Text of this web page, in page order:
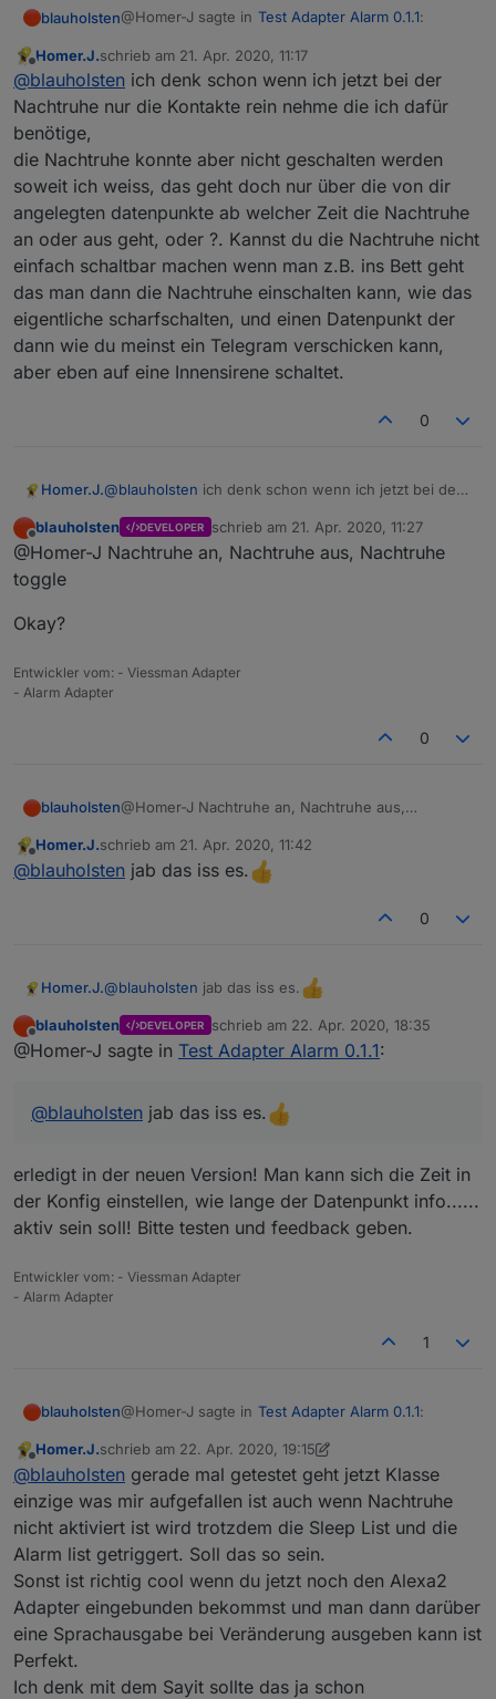
blauholsten@Homer-J sagte in Test Adapter Alarm 0.1.1:
Hallo@blauholstenist eigentlich schon so
aufgebaut wie du es jetzt hast das z.B. im
Schaltung bei Abwesenheit, und einen bei
Anwesenheit für Nachts da könnte man doch
jetzt den Nachtkreis nehmen wo nur die
Fenster und Türkontakte reinkommen, wenn
dann z.B. ein Fenster geöffnet wird soll die
Innensirene auslösen oder was auch immer.
Hoffe hab es jetzt verständlich geschrieben.
Grüße
Eigentlich schon, aber ich steh trotzdem etwas auf
Du würdest quasi gerne einen Datenpunkt haben,
der gesetzt wird wenn es eine Veränderung z.B
bei der Nachtruhe kommt und der ggf. wie die
eigentliche Sirene funktioniert?
Du falls du das meinst, wäre das von der
Funktionsweise wie Benachrichtigungen...
Offline
Homer.J.schrieb am 21. Apr. 2020, 11:17
zuletzt editiert von
@blauholsten ich denk schon wenn ich jetzt bei der
Nachtruhe nur die Kontakte rein nehme die ich dafür
benötige,
die Nachtruhe konnte aber nicht geschalten werden
soweit ich weiss, das geht doch nur über die von dir
angelegten datenpunkte ab welcher Zeit die Nachtruhe
an oder aus geht, oder ?. Kannst du die Nachtruhe nicht
einfach schaltbar machen wenn man z.B. ins Bett geht
das man dann die Nachtruhe einschalten kann, wie das
eigentliche scharfschalten, und einen Datenpunkt der
dann wie du meinst ein Telegram verschicken kann,
aber eben auf eine Innensirene schaltet.
0
Homer.J.@blauholsten ich denk schon wenn ich jetzt bei der
benötige,
die Nachtruhe konnte aber nicht geschalten werden
einschalten kann, wie das eigentliche scharfschalten,
und einen Datenpunkt der dann wie du meinst ein
Offline
blauholsten DEVELOPER schrieb am 21. Apr. 2020, 11:27
zuletzt editiert von
@Homer-J Nachtruhe an, Nachtruhe aus, Nachtruhe
toggle
Okay?
Entwickler vom: - Viessman Adapter
- Alarm Adapter
0
blauholsten@Homer-J Nachtruhe an, Nachtruhe aus,
Okay?
Offline
Homer.J.schrieb am 21. Apr. 2020, 11:42
zuletzt editiert von
@blauholsten jab das iss es.
0
Homer.J.@blauholsten jab das iss es.
Offline
blauholsten DEVELOPER schrieb am 22. Apr. 2020, 18:35
zuletzt editiert von
@Homer-J sagte in Test Adapter Alarm 0.1.1:
@blauholsten jab das iss es.
erledigt in der neuen Version! Man kann sich die Zeit in
der Konfig einstellen, wie lange der Datenpunkt info......
aktiv sein soll! Bitte testen und feedback geben.
Entwickler vom: - Viessman Adapter
- Alarm Adapter
1
blauholsten@Homer-J sagte in Test Adapter Alarm 0.1.1:
@blauholstenjab das iss es.
erledigt in der neuen Version! Man kann sich die
Zeit in der Konfig einstellen, wie lange der
Datenpunkt info...... aktiv sein soll! Bitte testen und
feedback geben.
Offline
Homer.J.schrieb am 22. Apr. 2020, 19:15
zuletzt editiert von Homer.J.
@blauholsten gerade mal getestet geht jetzt Klasse
einzige was mir aufgefallen ist auch wenn Nachtruhe
nicht aktiviert ist wird trotzdem die Sleep List und die
Alarm list getriggert. Soll das so sein.
Sonst ist richtig cool wenn du jetzt noch den Alexa2
Adapter eingebunden bekommst und man dann darüber
eine Sprachausgabe bei Veränderung ausgeben kann ist
Perfekt.
Ich denk mit dem Sayit sollte das ja schon